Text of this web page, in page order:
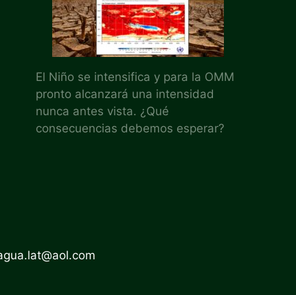
El Niño se intensifica y para la OMM
pronto alcanzará una intensidad
nunca antes vista. ¿Qué
consecuencias debemos esperar?